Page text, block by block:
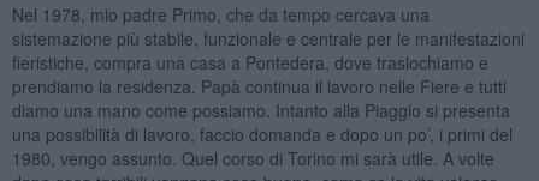
Nel 1978, mio padre Primo, che da tempo cercava una
sistemazione più stabile, funzionale e centrale per le manifestazioni
fieristiche, compra una casa a Pontedera, dove traslochiamo e
prendiamo la residenza. Papà continua il lavoro nelle Fiere e tutti
diamo una mano come possiamo. Intanto alla Piaggio si presenta
una possibilità di lavoro, faccio domanda e dopo un po’, i primi del
1980, vengo assunto. Quel corso di Torino mi sarà utile. A volte